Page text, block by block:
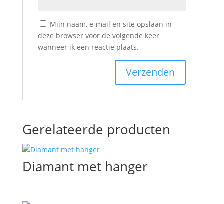
Mijn naam, e-mail en site opslaan in
deze browser voor de volgende keer
wanneer ik een reactie plaats.
Gerelateerde producten
Diamant met hanger